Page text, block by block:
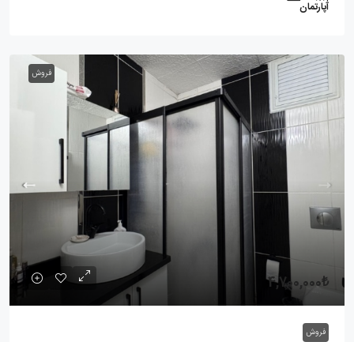
آپارتمان
فروش
4,700,000₺
فروش